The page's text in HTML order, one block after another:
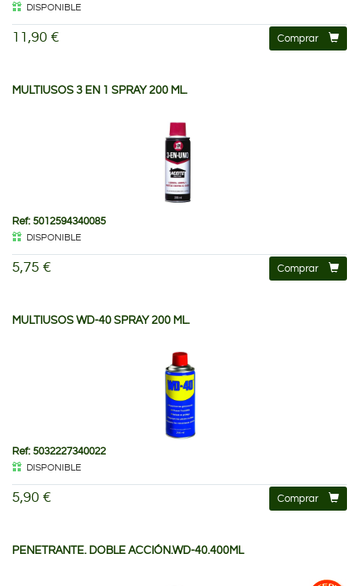
DISPONIBLE
11,90 € Comprar
MULTIUSOS 3 EN 1 SPRAY 200 ML.
Ref: 5012594340085
DISPONIBLE
5,75 € Comprar
MULTIUSOS WD-40 SPRAY 200 ML.
Ref: 5032227340022
DISPONIBLE
5,90 € Comprar
PENETRANTE. DOBLE ACCIÓN.WD-40.400ML